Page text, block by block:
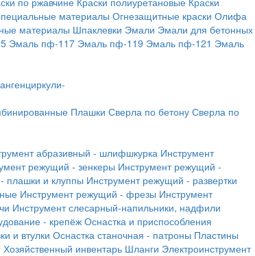
материалы Огнезащитные краски Олифа
материалы Шпаклевки Эмали Эмали для бетонных
Эмаль пф-117 Эмаль пф-119 Эмаль пф-121 Эмаль
Плашки Сверла по бетону Сверла по
абразивный - шлифшкурка Инструмент
режущий - зенкеры Инструмент режущий -
плашки и клуппы Инструмент режущий - развертки
Инструмент режущий - фрезы Инструмент
Инструмент слесарный-напильники, надфили
- крепёж Оснастка и приспособления
и втулки Оснастка станочная - патроны Пластины
Хозяйственный инвентарь Шланги Электроинструмент